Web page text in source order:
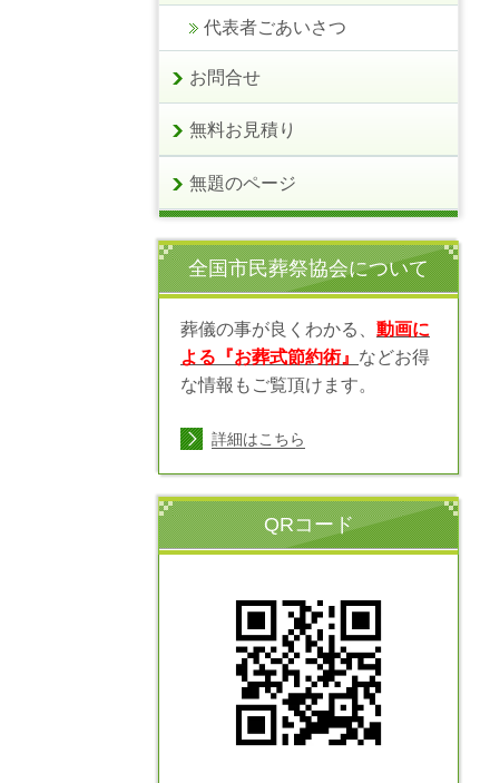
代表者ごあいさつ
お問合せ
無料お見積り
無題のページ
全国市民葬祭協会について
葬儀の事が良くわかる、 動画に
よる『お葬式節約術』 などお得
な情報もご覧頂けます。
詳細はこちら
QRコード